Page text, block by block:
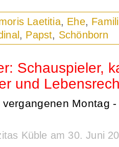
Laetitia, Ehe,
, Papst, Schönborn
Schauspieler,
und
Montag
Küble am 30. Juni